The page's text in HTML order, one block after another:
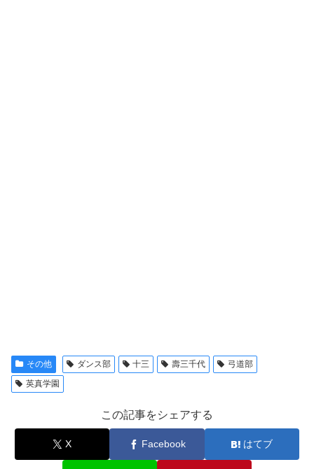
その他 ダンス部 十三 壽三千代
弓道部
英真学園
この記事をシェアする
X Facebook はてブ